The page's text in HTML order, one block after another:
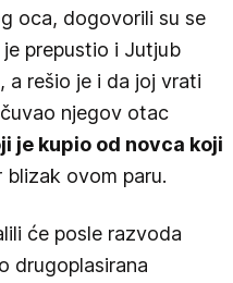
oca, dogovorili su se
prepustio i Jutjub
a rešio je i da joj vrati
njegov otac
je kupio od novca koji
ovom paru.
će posle razvoda
drugoplasirana